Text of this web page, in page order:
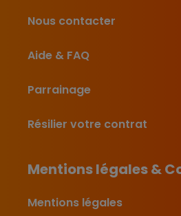
Nous contacter
Aide & FAQ
Parrainage
Résilier votre contrat
Mentions légales &
Mentions légales